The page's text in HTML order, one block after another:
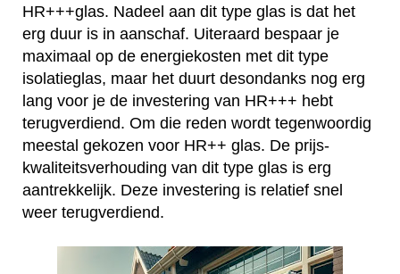
HR+++glas. Nadeel aan dit type glas is dat het
erg duur is in aanschaf. Uiteraard bespaar je
maximaal op de energiekosten met dit type
isolatieglas, maar het duurt desondanks nog erg
lang voor je de investering van HR+++ hebt
terugverdiend. Om die reden wordt tegenwoordig
meestal gekozen voor HR++ glas. De prijs-
kwaliteitsverhouding van dit type glas is erg
aantrekkelijk. Deze investering is relatief snel
weer terugverdiend.